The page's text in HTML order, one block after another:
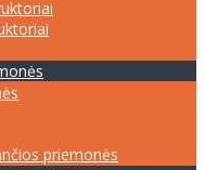
priemonės